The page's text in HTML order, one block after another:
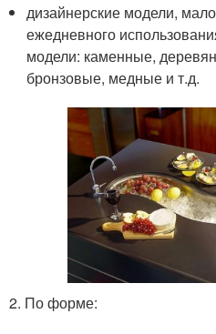
дизайнерские модели,
ежедневного
модели: каменные,
бронзовые, медные и т.д.
2. По форме: